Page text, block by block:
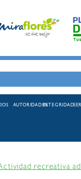
AUTORIDADESINTEGRIDAD
recreativa